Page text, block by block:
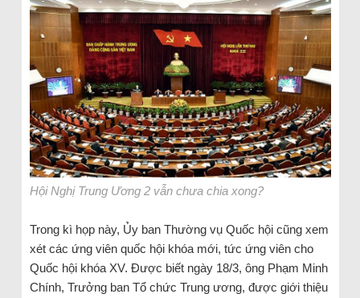
Hội Nghị Trung Ương 2 vẫn chưa chia xong?
Trong kì họp này, Ủy ban Thường vụ Quốc hội cũng xem
xét các ứng viên quốc hội khóa mới, tức ứng viên cho
Quốc hội khóa XV. Được biết ngày 18/3, ông Phạm Minh
Chính, Trưởng ban Tổ chức Trung ương, được giới thiệu